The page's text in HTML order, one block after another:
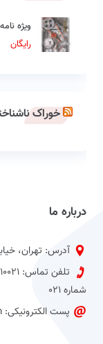
ویژه
رایگان
خوراک
درباره ما
آدرس: تهران،
شماره 021
پست الکترونیکی: jahan1383@yahoo.com